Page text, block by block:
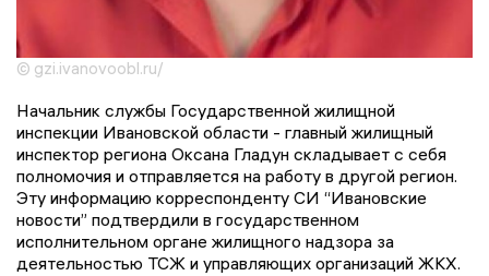
© gzi.ivanovoobl.ru/
Начальник службы Государственной жилищной
инспекции Ивановской области - главный жилищный
инспектор региона Оксана Гладун складывает с себя
полномочия и отправляется на работу в другой регион.
Эту информацию корреспонденту СИ “Ивановские
новости” подтвердили в государственном
исполнительном органе жилищного надзора за
деятельностью ТСЖ и управляющих организаций ЖКХ.